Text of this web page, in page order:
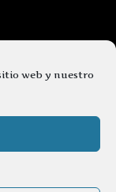
web y nuestro